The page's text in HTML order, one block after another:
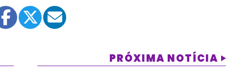
PRÓXIMA NOTÍCIA